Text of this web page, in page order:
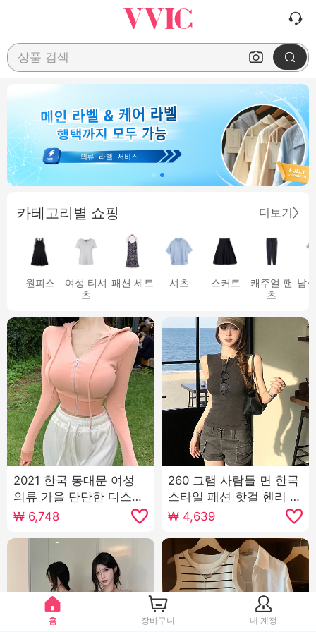
상품 검색
카테고리별 쇼핑 더보기
원피스
여성 티셔
츠
패션 세트 셔츠 스커트
캐주얼 팬
츠
남
2021 한국 동대문 여성
의류 가을 단단한 디스플
레이 가슴 섹시한 지퍼 얇
은 섹션 후드가 달린 짧은
단락 카디건 작은 외투
₩ 6,748
260 그램 사람들 면 한국
스타일 패션 핫걸 헨리 칼
라 민소매 조끼 여성 여름
디자인 센스 몸매 가꾸기
슬림해 보이는 맨위
₩ 4,639
홈 장바구니 내 계정